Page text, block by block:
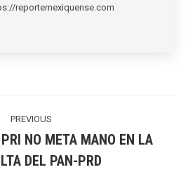
reportemexiquense.com
PREVIOUS
post:
NO META MANO EN LA
DEL PAN-PRD